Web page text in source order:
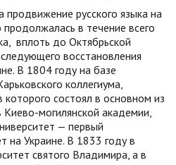
продвижение русского языка на
в течение всего
вплоть до Октябрьской
восстановления
В 1804 году на базе
коллегиума,
которого состоял в основном из
могилянской академии,
— первый
на Украине. В 1833 году в
святого Владимира, а в